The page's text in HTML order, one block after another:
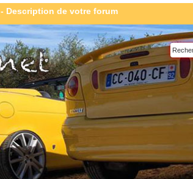
Description de votre forum